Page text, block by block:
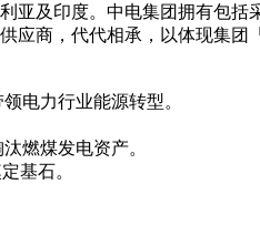
及印度。中电集团拥有包括
商，代代相承，以体现集团
电力行业能源转型。
燃煤发电资产。
基石。